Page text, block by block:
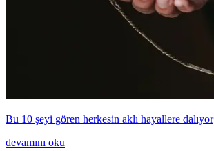
Bu 10 şeyi gören herkesin aklı hayallere dalıyor
devamını oku